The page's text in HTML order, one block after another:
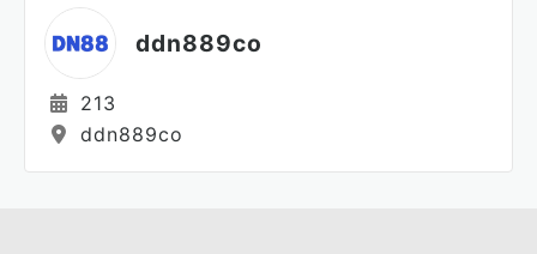
ddn889co
213
ddn889co